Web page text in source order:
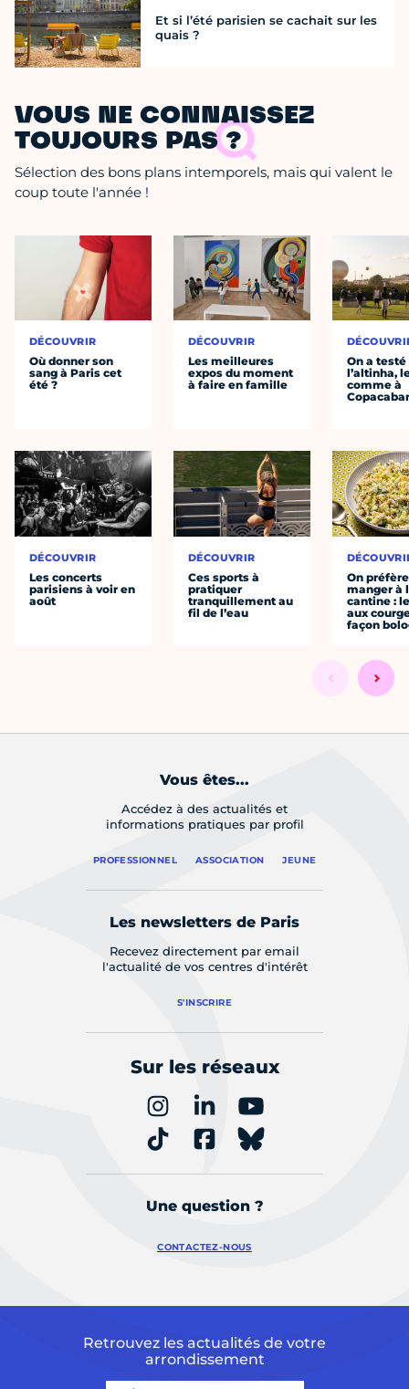
Et si l’été parisien se cachait sur les
quais ?
VOUS NE CONNAISSEZ
TOUJOURS PAS ?
Sélection des bons plans intemporels, mais qui valent le
coup toute l'année !
DÉCOUVRIR
Où donner son
sang à Paris cet
été ?
DÉCOUVRIR
Les concerts
parisiens à voir en
août
DÉCOUVRIR
Les meilleures
expos du moment
à faire en famille
DÉCOUVRIR
Ces sports à
pratiquer
tranquillement au
fil de l’eau
On a testé
l’altinha,
comme à
On préfère
manger à
cantine :
aux
façon
Vous êtes...
Accédez à des actualités et
informations pratiques par profil
PROFESSIONNEL ASSOCIATION JEUNE
Les newsletters de Paris
Recevez directement par email
l'actualité de vos centres d'intérêt
S'INSCRIRE
Sur les réseaux
Une question ?
CONTACTEZ-NOUS
Retrouvez les actualités de votre
arrondissement